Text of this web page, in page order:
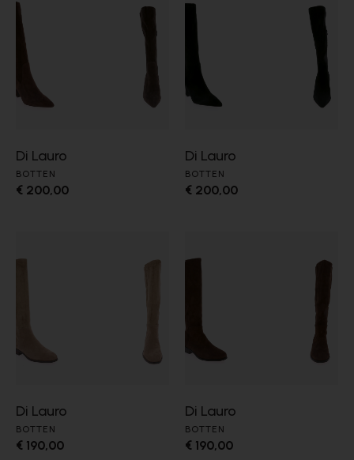
Di Lauro
BOTTEN
€ 200,00
Di Lauro
BOTTEN
€ 200,00
Di Lauro
BOTTEN
€ 190,00
Di Lauro
BOTTEN
€ 190,00